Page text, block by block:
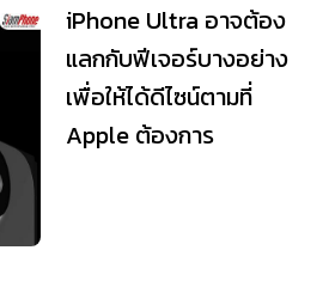
iPhone Ultra อาจต้อง
แลกกับฟีเจอร์บางอย่าง
เพื่อให้ได้ดีไซน์ตามที่
Apple ต้องการ